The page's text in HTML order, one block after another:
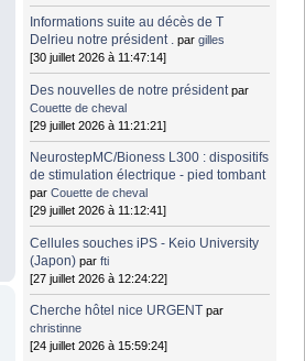
Informations suite au décès de T
Delrieu notre président . pargilles
[30 juillet 2026 à 11:47:14]
Des nouvelles de notre président par
Couette de cheval
[29 juillet 2026 à 11:21:21]
NeurostepMC/Bioness L300 : dispositifs
de stimulation électrique - pied tombant
parCouette de cheval
[29 juillet 2026 à 11:12:41]
Cellules souches iPS - Keio University
(Japon) parfti
[27 juillet 2026 à 12:24:22]
Cherche hôtel nice URGENT par
christinne
[24 juillet 2026 à 15:59:24]